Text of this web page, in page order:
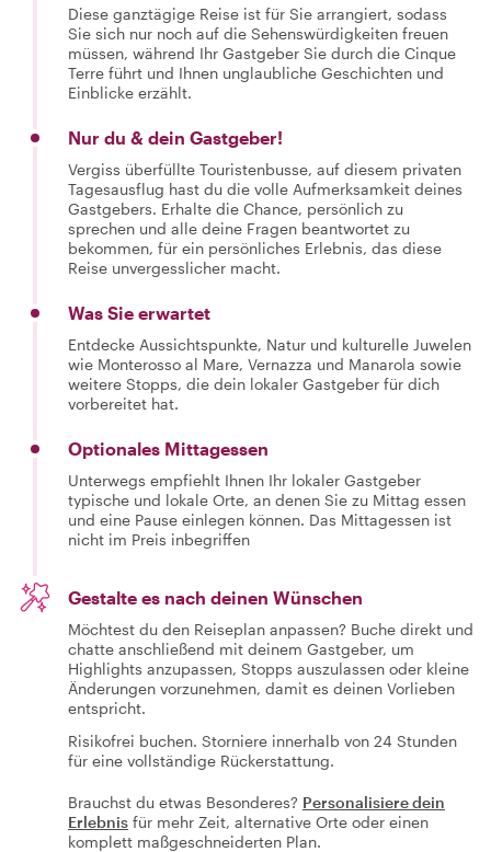
Diese ganztägige Reise ist für Sie arrangiert, sodass
Sie sich nur noch auf die Sehenswürdigkeiten freuen
müssen, während Ihr Gastgeber Sie durch die Cinque
Terre führt und Ihnen unglaubliche Geschichten und
Einblicke erzählt.
Nur du & dein Gastgeber!
Vergiss überfüllte Touristenbusse, auf diesem privaten
Tagesausflug hast du die volle Aufmerksamkeit deines
Gastgebers. Erhalte die Chance, persönlich zu
sprechen und alle deine Fragen beantwortet zu
bekommen, für ein persönliches Erlebnis, das diese
Reise unvergesslicher macht.
Was Sie erwartet
Entdecke Aussichtspunkte, Natur und kulturelle Juwelen
wie Monterosso al Mare, Vernazza und Manarola sowie
weitere Stopps, die dein lokaler Gastgeber für dich
vorbereitet hat.
Optionales Mittagessen
Unterwegs empfiehlt Ihnen Ihr lokaler Gastgeber
typische und lokale Orte, an denen Sie zu Mittag essen
und eine Pause einlegen können. Das Mittagessen ist
nicht im Preis inbegriffen
Gestalte es nach deinen Wünschen
Möchtest du den Reiseplan anpassen? Buche direkt und
chatte anschließend mit deinem Gastgeber, um
Highlights anzupassen, Stopps auszulassen oder kleine
Änderungen vorzunehmen, damit es deinen Vorlieben
entspricht.
Risikofrei buchen. Storniere innerhalb von 24 Stunden
für eine vollständige Rückerstattung.
Brauchst du etwas Besonderes? Personalisiere dein
Erlebnis für mehr Zeit, alternative Orte oder einen
komplett maßgeschneiderten Plan.